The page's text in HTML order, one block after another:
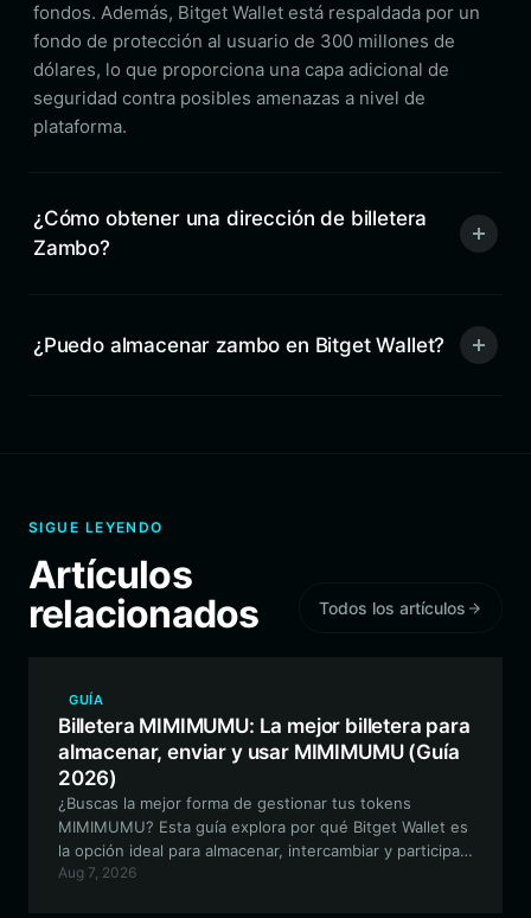
fondos. Además, Bitget Wallet está respaldada por un
fondo de protección al usuario de 300 millones de
dólares, lo que proporciona una capa adicional de
seguridad contra posibles amenazas a nivel de
plataforma.
¿Cómo obtener una dirección de billetera
Zambo?
¿Puedo almacenar zambo en Bitget Wallet?
SIGUE LEYENDO
Artículos
relacionados
Todos los artículos
GUÍA
Billetera MIMIMUMU: La mejor billetera para
almacenar, enviar y usar MIMIMUMU (Guía
2026)
¿Buscas la mejor forma de gestionar tus tokens
MIMIMUMU? Esta guía explora por qué Bitget Wallet es
la opción ideal para almacenar, intercambiar y participar
en este proyecto de memes impulsado por la
Aug 7, 2026